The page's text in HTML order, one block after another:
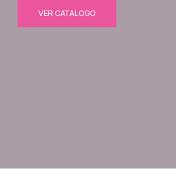
VER CATALOGO